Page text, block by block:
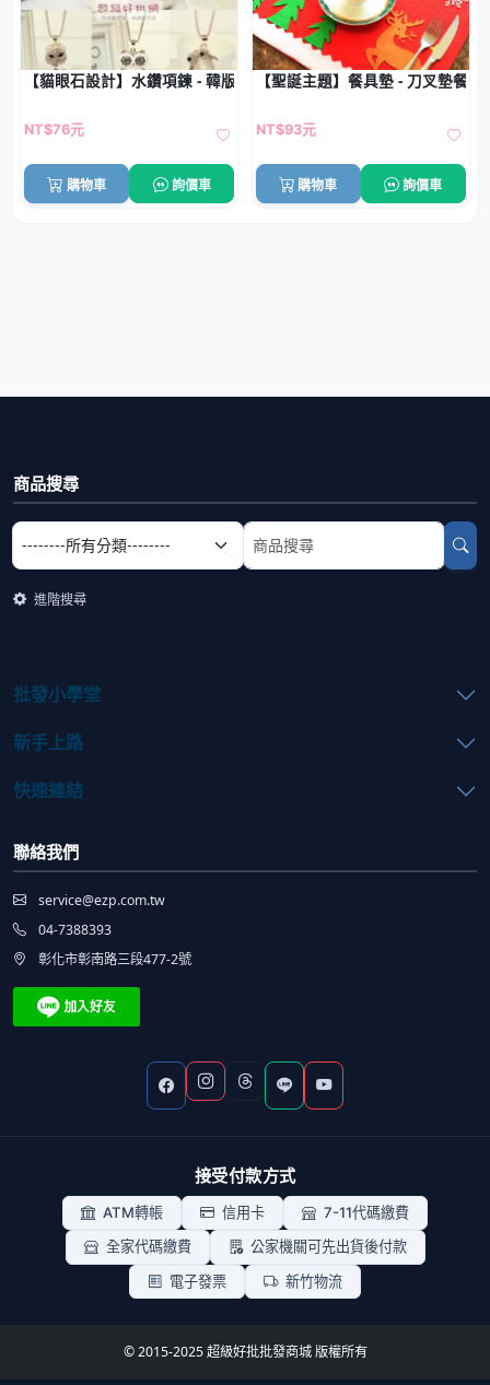
【貓眼石設計】水鑽項鍊 - 韓版長款配飾
NT$76元
購物車 詢價車
【聖誕主題】餐具墊 - 刀叉墊餐桌
NT$93元
購物車 詢價車
商品搜尋
選擇商品分類
搜尋商品關鍵字
進階搜尋
批發小學堂
新手上路
快速連結
聯絡我們
service@ezp.com.tw
04-7388393
彰化市彰南路三段477-2號
接受付款方式
ATM轉帳 信用卡
7-11代碼繳費
全家代碼繳費
公家機關可先出貨後付款
電子發票
新竹物流
© 2015-2025 超級好批批發商城 版權所有